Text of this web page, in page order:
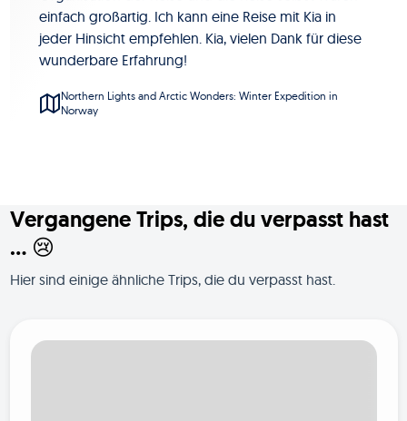
einfach großartig. Ich kann eine Reise mit Kia in
jeder Hinsicht empfehlen. Kia, vielen Dank für diese
wunderbare Erfahrung!
Northern Lights and Arctic Wonders: Winter Expedition in
Norway
Vergangene Trips, die du verpasst hast
... 😢
Hier sind einige ähnliche Trips, die du verpasst hast.